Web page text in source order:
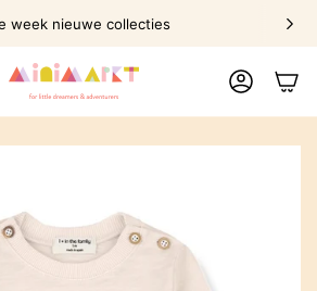
week nieuwe collecties
Account